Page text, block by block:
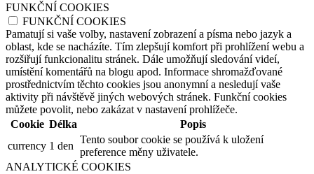
FUNKČNÍ COOKIES
FUNKČNÍ COOKIES
Pamatují si vaše volby, nastavení zobrazení a písma nebo jazyk a
oblast, kde se nacházíte. Tím zlepšují komfort při prohlížení webu a
rozšiřují funkcionalitu stránek. Dále umožňují sledování videí,
umístění komentářů na blogu apod. Informace shromažďované
prostřednictvím těchto cookies jsou anonymní a nesledují vaše
aktivity při návštěvě jiných webových stránek. Funkční cookies
můžete povolit, nebo zakázat v nastavení prohlížeče.
Cookie Délka
Popis
currency 1 den
Tento soubor cookie se používá k uložení
preference měny uživatele.
ANALYTICKÉ COOKIES